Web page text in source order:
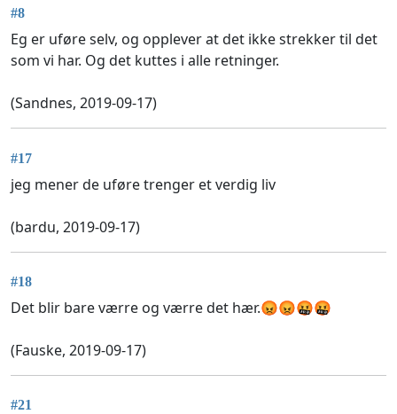
#8
Eg er uføre selv, og opplever at det ikke strekker til det
som vi har. Og det kuttes i alle retninger.
(Sandnes, 2019-09-17)
#17
jeg mener de uføre trenger et verdig liv
(bardu, 2019-09-17)
#18
Det blir bare værre og værre det hær.😡😡🤬🤬
(Fauske, 2019-09-17)
#21